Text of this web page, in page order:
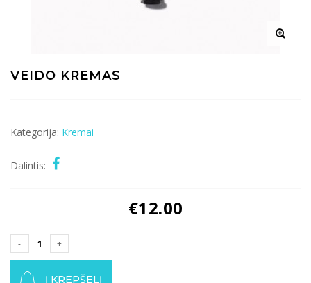
VEIDO KREMAS
Kategorija: Kremai
Dalintis:
€12.00
Į KREPŠELĮ